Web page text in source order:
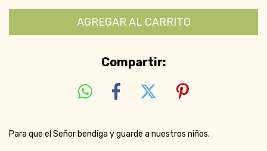
Compartir:
Para que el Señor bendiga y guarde a nuestros niños.